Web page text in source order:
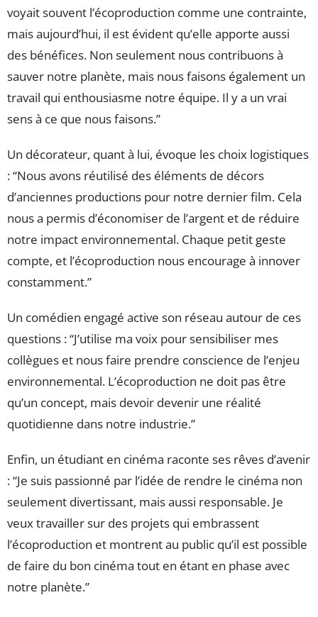
voyait souvent l’écoproduction comme une contrainte,
mais aujourd’hui, il est évident qu’elle apporte aussi
des bénéfices. Non seulement nous contribuons à
sauver notre planète, mais nous faisons également un
travail qui enthousiasme notre équipe. Il y a un vrai
sens à ce que nous faisons.”
Un décorateur, quant à lui, évoque les choix logistiques
: “Nous avons réutilisé des éléments de décors
d’anciennes productions pour notre dernier film. Cela
nous a permis d’économiser de l’argent et de réduire
notre impact environnemental. Chaque petit geste
compte, et l’écoproduction nous encourage à innover
constamment.”
Un comédien engagé active son réseau autour de ces
questions : “J’utilise ma voix pour sensibiliser mes
collègues et nous faire prendre conscience de l’enjeu
environnemental. L’écoproduction ne doit pas être
qu’un concept, mais devoir devenir une réalité
quotidienne dans notre industrie.”
Enfin, un étudiant en cinéma raconte ses rêves d’avenir
: “Je suis passionné par l’idée de rendre le cinéma non
seulement divertissant, mais aussi responsable. Je
veux travailler sur des projets qui embrassent
l’écoproduction et montrent au public qu’il est possible
de faire du bon cinéma tout en étant en phase avec
notre planète.”